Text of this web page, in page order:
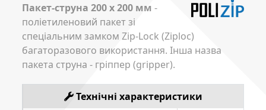
Пакет-струна 200 х 200 мм -
поліетиленовий пакет зі
спеціальним замком Zip-Lock (Ziploc)
багаторазового використання. Інша назва
пакета струна - гріппер (gripper).
Технічні характеристики